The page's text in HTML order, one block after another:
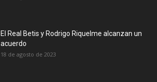
El Real Betis y Rodrigo Riquelme alcanzan un
acuerdo
18 de agosto de 2023